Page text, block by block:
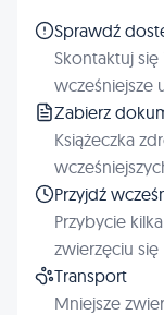
Sprawdź
Skontaktuj
wcześniejsze
Zabierz
Książeczka
Przyjdź
Przybycie
zwierzęciu
Transport
Mniejsze